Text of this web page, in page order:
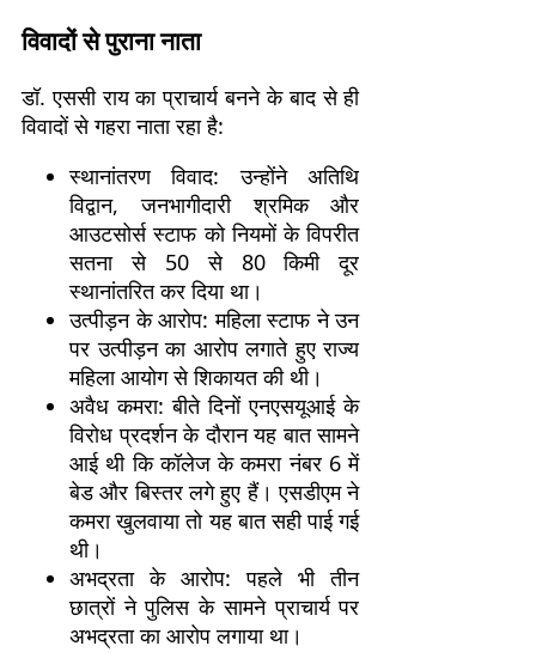
विवादों से पुराना नाता
डॉ. एससी राय का प्राचार्य बनने के बाद से ही
विवादों से गहरा नाता रहा है:
स्थानांतरण विवाद: उन्होंने अतिथि
विद्वान, जनभागीदारी श्रमिक और
आउटसोर्स स्टाफ को नियमों के विपरीत
सतना से 50 से 80 किमी दूर
स्थानांतरित कर दिया था।
उत्पीड़न के आरोप: महिला स्टाफ ने उन
पर उत्पीड़न का आरोप लगाते हुए राज्य
महिला आयोग से शिकायत की थी।
अवैध कमरा: बीते दिनों एनएसयूआई के
विरोध प्रदर्शन के दौरान यह बात सामने
आई थी कि कॉलेज के कमरा नंबर 6 में
बेड और बिस्तर लगे हुए हैं। एसडीएम ने
कमरा खुलवाया तो यह बात सही पाई गई
थी।
अभद्रता के आरोप: पहले भी तीन
छात्रों ने पुलिस के सामने प्राचार्य पर
अभद्रता का आरोप लगाया था।